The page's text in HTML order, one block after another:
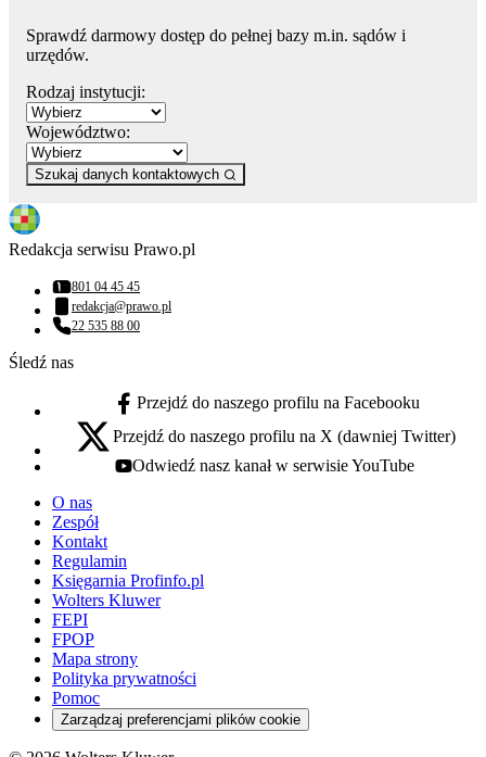
Sprawdź darmowy dostęp do pełnej bazy m.in. sądów i
urzędów.
Rodzaj instytucji:
Województwo:
Szukaj danych kontaktowych
Redakcja serwisu Prawo.pl
Numer telefonu:
801 04 45 45
Adres email:
redakcja@prawo.pl
Numer telefonu:
22 535 88 00
Śledź nas
facebook - otwiera się w nowej karcie
Przejdź do naszego profilu na Facebooku
x - otwiera się w nowej karcie
Przejdź do naszego profilu na X (dawniej Twitter)
youtube - otwiera się w nowej karcie
Odwiedź nasz kanał w serwisie YouTube
O nas
Zespół
Kontakt
Regulamin
Księgarnia Profinfo.pl
Wolters Kluwer
FEPI
FPOP
Mapa strony
Polityka prywatności
Pomoc
Zarządzaj preferencjami plików cookie